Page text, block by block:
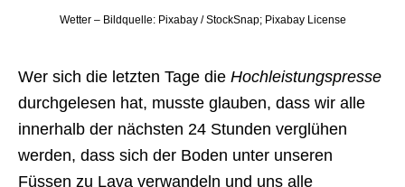
Wetter – Bildquelle: Pixabay / StockSnap; Pixabay License
Wer sich die letzten Tage die Hochleistungspresse
durchgelesen hat, musste glauben, dass wir alle
innerhalb der nächsten 24 Stunden verglühen
werden, dass sich der Boden unter unseren
Füssen zu Lava verwandeln und uns alle